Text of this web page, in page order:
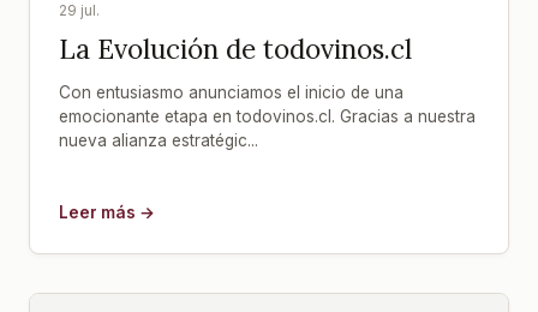
29 jul.
La Evolución de todovinos.cl
Con entusiasmo anunciamos el inicio de una
emocionante etapa en todovinos.cl. Gracias a nuestra
nueva alianza estratégic...
Leer más →